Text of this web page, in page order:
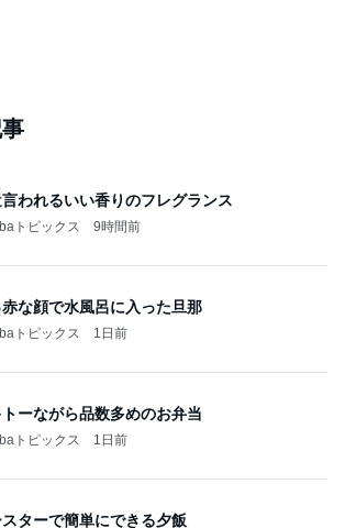
われるいい香りのフレグランス
トピックス 9時間前
な顔で水風呂に入った旦那
トピックス 1日前
ーながら品数多めのお弁当
トピックス 1日前
スターで簡単にできる夕飯